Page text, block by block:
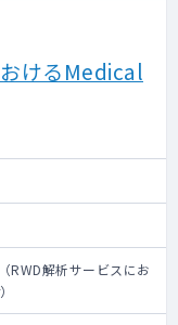
おけるMedical
RWD解析サービスにお